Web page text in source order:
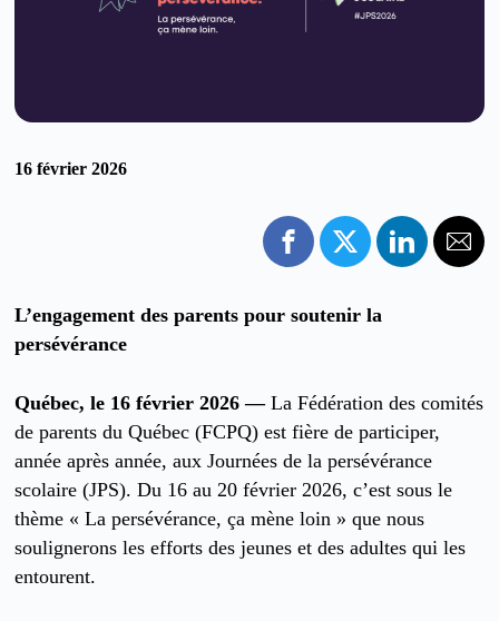
16 février 2026
L’engagement des parents pour soutenir la
persévérance
Québec, le 16 février 2026 —La Fédération des comités
de parents du Québec (FCPQ) est fière de participer,
année après année, aux Journées de la persévérance
scolaire (JPS). Du 16 au 20 février 2026, c’est sous le
thème « La persévérance, ça mène loin » que nous
soulignerons les efforts des jeunes et des adultes qui les
entourent.